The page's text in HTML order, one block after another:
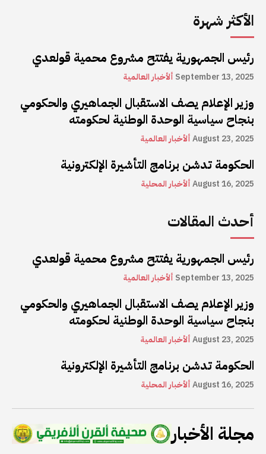
الأكثر شهرة
رئيس الجمهورية يفتتح مشروع محمية قولعدي
ألأخبار العالمية September 13, 2025
وزير الإعلام يصف الاستقبال الجماهيري والحكومي
بنجاح سياسية الوحدة الوطنية لحكومته
ألأخبار العالميةAugust 23, 2025
الحكومة تدشن برنامج التأشيرة الإلكترونية
ألأخبار المحليةAugust 16, 2025
أحدث المقالات
رئيس الجمهورية يفتتح مشروع محمية قولعدي
ألأخبار العالمية September 13, 2025
وزير الإعلام يصف الاستقبال الجماهيري والحكومي
بنجاح سياسية الوحدة الوطنية لحكومته
ألأخبار العالميةAugust 23, 2025
الحكومة تدشن برنامج التأشيرة الإلكترونية
ألأخبار المحليةAugust 16, 2025
مجلة الأخبار